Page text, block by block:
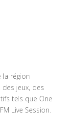
la région
jeux, des
tels que One
Live Session.